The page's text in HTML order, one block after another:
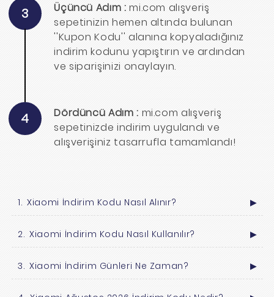
3 Üçüncü Adım : mi.com alışveriş
sepetinizin hemen altında bulunan
''Kupon Kodu'' alanına kopyaladığınız
indirim kodunu yapıştırın ve ardından
ve siparişinizi onaylayın.
4 Dördüncü Adım : mi.com alışveriş
sepetinizde indirim uygulandı ve
alışverişiniz tasarrufla tamamlandı!
Xiaomi İndirim Kodu Nasıl Alınır? ▶
Xiaomi İndirim Kodu Nasıl Kullanılır? ▶
Xiaomi İndirim Günleri Ne Zaman? ▶